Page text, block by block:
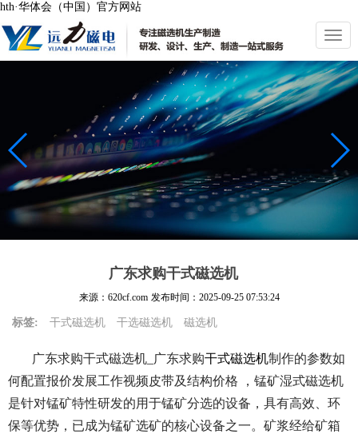
hth·华体会（中国）官方网站
切
换
导
航
广东求购干式磁选机
来源：620cf.com 发布时间： 2025-09-25 07:53:24
标签: 干式磁选机 干选磁选机 磁选机
广东求购干式磁选机_广东求购干式磁选机制作的参数如
何配置报价发展工作视频皮带及结构价格 ，锰矿湿式磁选机
是针对锰矿特性研发的用于锰矿分选的设备，具有高效、环
保等优势，已成为锰矿选矿的核心设备之一。矿浆经给矿箱